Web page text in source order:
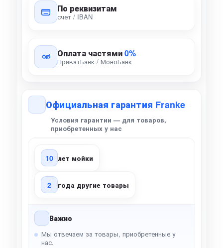
По реквизитам
счет / IBAN
Оплата частями0%
ПриватБанк / МоноБанк
Официальная гарантия Franke
Условия гарантии — для товаров,
приобретенных у нас
10 лет мойки
2 года другие товары
Важно
Мы отвечаем за товары, приобретенные у
нас.